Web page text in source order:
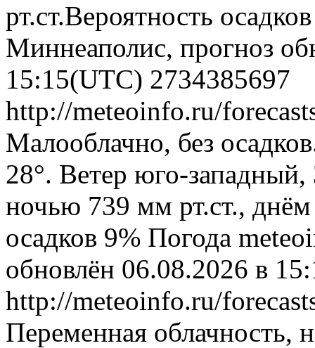
рт.ст.Вероятность
Миннеаполис, прогноз
15:15(UTC) 2734385697
http://meteoinfo.ru/
Малооблачно, без
28°. Ветер юго-
ночью 739 мм рт.ст.,
осадков 9% Погода
обновлён 06.08.2026 в
http://meteoinfo.ru/
Переменная облачность,